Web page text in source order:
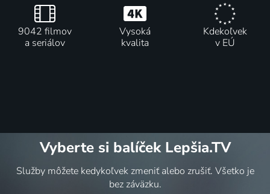
9042 filmov
a seriálov
Vysoká
kvalita
Kdekoľvek
v EÚ
Vyberte si balíček Lepšia.TV
Služby môžete kedykoľvek zmeniť alebo zrušiť. Všetko je
bez záväzku.